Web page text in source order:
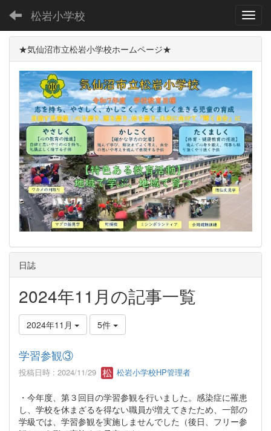
松岩小学校
★気仙沼市立松岩小学校ホームページ★
日誌
2024年11月の記事一覧
2024年11月 5件
学習参観③
投稿日時 : 2024/11/29 松岩小学校HP管理者
・今年度、第３回目の学習参観を行いました。感染症に罹患
し、学校を休まざるを得ない職員が増えてきたため、一部の
学級では、学習参観を実施しませんでした（後日、フリー参